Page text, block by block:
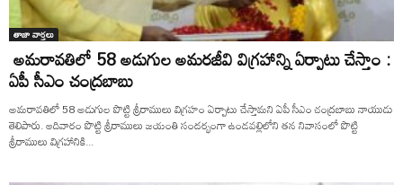
తాజా వార్తలు
అమరావతిలో 58 అడుగుల అమరజీవి విగ్రహాన్ని ఏర్పాటు చేస్తాం :
ఏపీ సీఎం చంద్రబాబు
అమరావతిలో 58 అడుగుల పొట్టి శ్రీరాములు విగ్రహం ఏర్పాటు చేస్తామని ఏపీ సీఎం చంద్రబాబు నాయుడు
తెలిపారు. ఆదివారం పొట్టి శ్రీరాములు జయంతి సందర్భంగా ఉండవల్లిలోని తన నివాసంలో పొట్టి
శ్రీరాములు విగ్రహానికి...